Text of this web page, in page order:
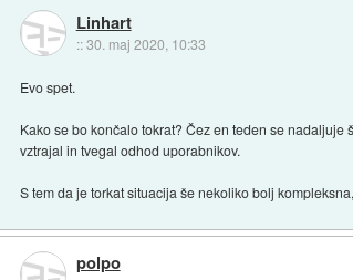
Linhart
::30. maj 2020, 10:33
Evo spet.
Kako se bo končalo tokrat? Čez en teden se
vztrajal in tvegal odhod uporabnikov.
S tem da je torkat situacija še nekoliko bolj
polpo